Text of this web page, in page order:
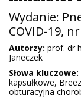
Wydanie:
COVID-19, nr
Autorzy: prof. dr
Janeczek
Słowa kluczowe:
kapsułkowe,
obturacyjna